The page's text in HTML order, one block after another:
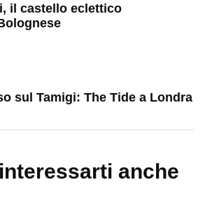
il castello eclettico
sul Tamigi: The Tide a Londra
anche